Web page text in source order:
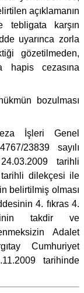
açıklamanın
tebligata karşın
uyarınca zorla
gözetilmeden,
hapis cezasına
bozulması
İşleri Genel
23839 sayılı
tarihli
tarihli dilekçesi ile
belirtilmiş olması
4. fıkras 4.
takdir ve
Adalet
Cumhuriyet
tarihinde